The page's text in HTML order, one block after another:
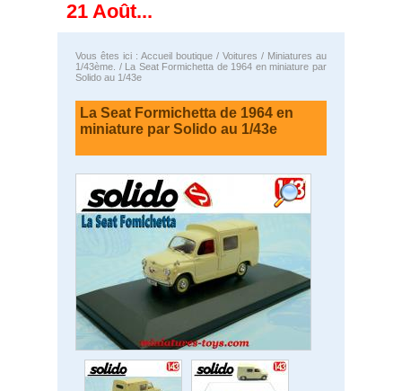
21 Août...
Vous êtes ici : Accueil boutique / Voitures / Miniatures au
1/43ème. / La Seat Formichetta de 1964 en miniature par
Solido au 1/43e
La Seat Formichetta de 1964 en
miniature par Solido au 1/43e